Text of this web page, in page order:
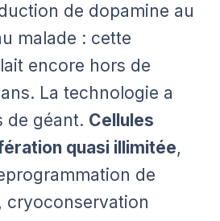
de dopamine au
malade : cette
encore hors de
La technologie a
de géant. Cellules
quasi illimitée,
de
cryoconservation